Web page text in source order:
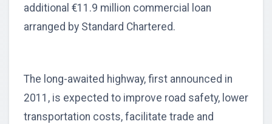
additional €11.9 million commercial loan
arranged by Standard Chartered.
The long-awaited highway, first announced in
2011, is expected to improve road safety, lower
transportation costs, facilitate trade and